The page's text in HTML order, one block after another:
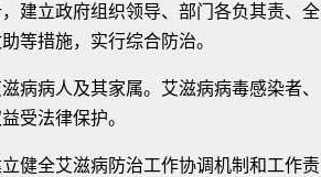
立政府组织领导、部门各负其责、全
等措施，实行综合防治。
病人及其家属。艾滋病病毒感染者、
受法律保护。
全艾滋病防治工作协调机制和工作责